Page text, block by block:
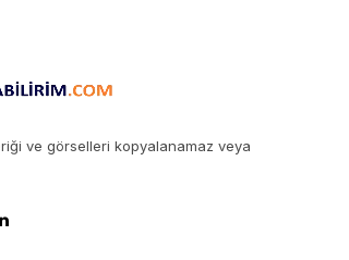
ve görselleri kopyalanamaz veya